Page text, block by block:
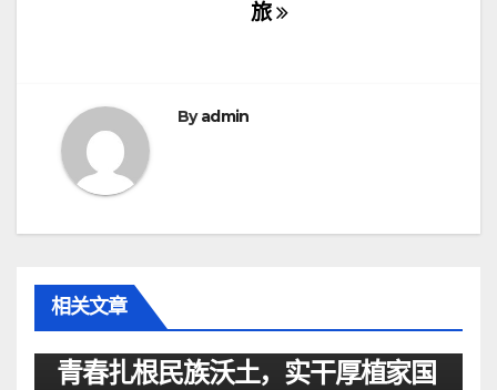
旅
Byadmin
相关文章
青春扎根民族沃土，实干厚植家国